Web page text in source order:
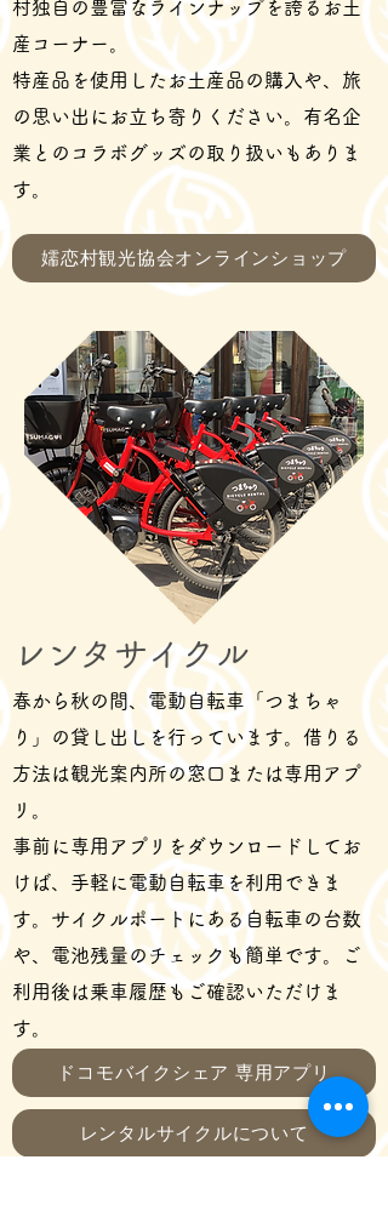
村独自の豊富なラインナップを誇るお土
産コーナー。
特産品を使用したお土産品の購入や、旅
の思い出にお立ち寄りください。 有名企
業とのコラボグッズの取り扱いもありま
す。
嬬恋村観光協会オンラインショップ
レンタサイクル
春から秋の間、電動自転車「つまちゃ
り」の貸し出しを行っています。借りる
方法は観光案内所の窓口または専用アプ
リ。
事前に専用アプリをダウンロードしてお
けば、 手軽に電動自転車を利用できま
す。サイクルポートにある自転車の台数
や、電池残量のチェックも簡単です。ご
利用後は乗車履歴もご確認いただけま
す。
ドコモバイクシェア ​専用アプリ
レンタルサイクルについて